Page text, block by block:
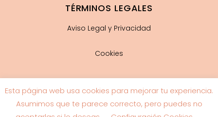
TÉRMINOS LEGALES
Aviso Legal y Privacidad
Cookies
Guía de tallas
Esta página web usa cookies para mejorar tu experiencia.
Asumimos que te parece correcto, pero puedes no